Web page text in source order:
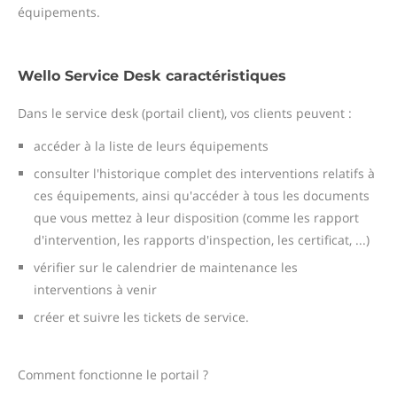
équipements.
Wello Service Desk caractéristiques
Dans le service desk (portail client), vos clients peuvent :
accéder à la liste de leurs équipements
consulter l'historique complet des interventions relatifs à
ces équipements, ainsi qu'accéder à tous les documents
que vous mettez à leur disposition (comme les rapport
d'intervention, les rapports d'inspection, les certificat, ...)
vérifier sur le calendrier de maintenance les
interventions à venir
créer et suivre les tickets de service.
Comment fonctionne le portail ?